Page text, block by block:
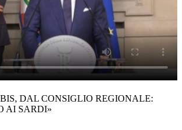
DAL CONSIGLIO REGIONALE:
AI SARDI»